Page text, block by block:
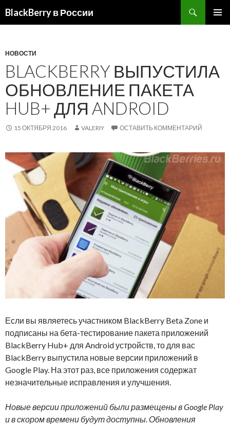
BlackBerry в России
НОВОСТИ
BLACKBERRY ВЫПУСТИЛА
ОБНОВЛЕНИЕ ПАКЕТА
HUB+ ДЛЯ ANDROID
15 ОКТЯБРЯ 2016 VALERIY ОСТАВИТЬ КОММЕНТАРИЙ
Если вы являетесь участником BlackBerry Beta Zone и
подписаны на бета-тестирование пакета приложений
BlackBerry Hub+ для Android устройств, то для вас
BlackBerry выпустила новые версии приложений в
Google Play. На этот раз, все приложения содержат
незначительные исправления и улучшения.
Новые версии приложений были размещены в Google Play
и в скором времени будут доступны. Обновления